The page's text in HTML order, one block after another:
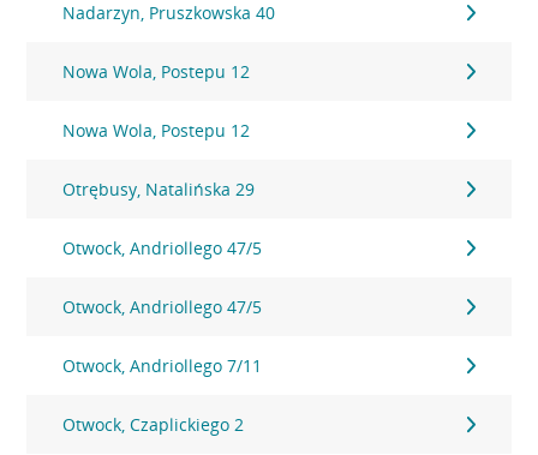
Nadarzyn, Pruszkowska 40
Nowa Wola, Postepu 12
Nowa Wola, Postepu 12
Otrębusy, Natalińska 29
Otwock, Andriollego 47/5
Otwock, Andriollego 47/5
Otwock, Andriollego 7/11
Otwock, Czaplickiego 2